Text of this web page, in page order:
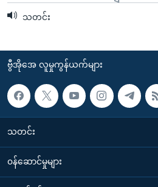
သတင်း
ဗွီအိုအေ လူမှုကွန်ယက်များ
သတင်း
၀န်ဆောင်မှုများ